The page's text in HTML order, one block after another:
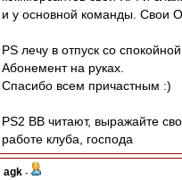
и у основной команды. Свои
PS лечу в отпуск со
Абонемент на руках.
Спасибо всем причастным :)
PS2 ВВ читают, выражайте
работе клуба, господа
agk -